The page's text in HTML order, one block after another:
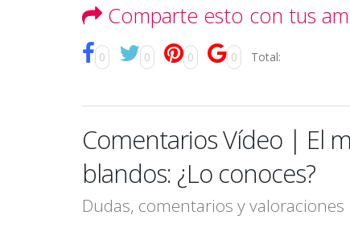
Comparte esto con tus
0 0 0 0 Total:
Comentarios Vídeo | El
blandos: ¿Lo conoces?
Dudas, comentarios y valoraciones